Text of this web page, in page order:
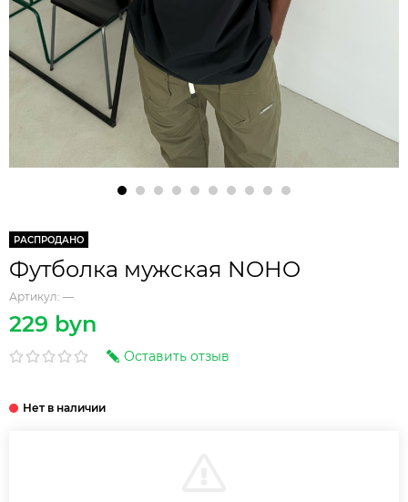
РАСПРОДАНО
Футболка мужская NOHO
Артикул: —
229 byn
Оставить отзыв